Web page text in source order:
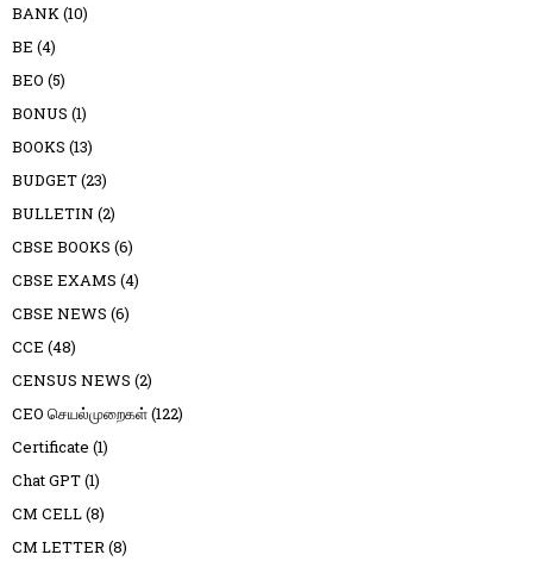
BANK(10)
BE (4)
BEO (5)
BONUS (1)
BOOKS (13)
BUDGET(23)
BULLETIN (2)
CBSE BOOKS (6)
CBSE EXAMS (4)
CBSE NEWS (6)
CCE (48)
CENSUS NEWS (2)
CEO செயல்முறைகள்(122)
Certificate (1)
Chat GPT(1)
CM CELL(8)
CM LETTER(8)